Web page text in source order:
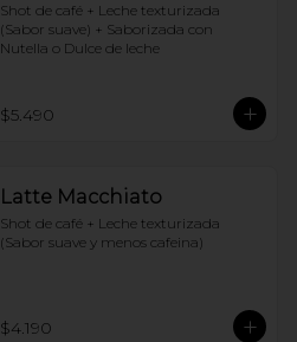
Shot de café + Leche texturizada
(Sabor suave) + Saborizada con
Nutella o Dulce de leche
$5.490
Latte Macchiato
Shot de café + Leche texturizada
(Sabor suave y menos cafeina)
$4.190